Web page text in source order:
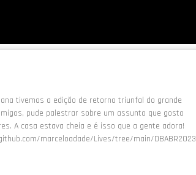
tivemos a edição de retorno triunfal do grande
pude palestrar sobre um assunto que gosto
A casa estava cheia e é isso que a gente adora!
marceloadade/Lives/tree/main/DBABR2023